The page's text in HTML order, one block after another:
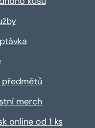
předmětů
merch
online od 1 ks